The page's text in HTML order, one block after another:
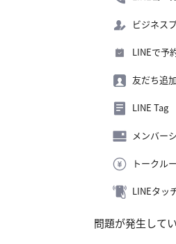
ビジネス
LINEで予
友だち追
LINE Tag
メンバー
トークル
LINEタッ
問題が発生して